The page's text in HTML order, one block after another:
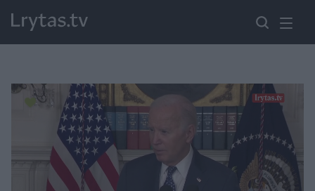
Paremkite Ukrainą